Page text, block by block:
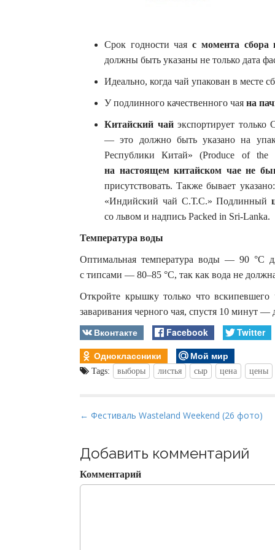
Срок годности чаяс момента
должны быть указаны не только дата
Идеально, когда чай упакован в месте
У подлинного качественного чая на
Китайский чайэкспортирует только
— это должно быть указано на
Республики Китай» (Produce of
на настоящем китайском чае не
присутствовать. Также бывает
«Индийский чай С.Т.С.» Подлинный
со львом и надпись Packed in Sri-Lanka.
Температура воды
Оптимальная температура воды — 90 °C
с типсами — 80–85 °C, так как вода не
Откройте крышку только что
заваривания черного чая, спустя 10 минут —
Вконтакте Facebook
Twitter
Одноклассники
Мой мир
Tags: выборы листья сыр цена цены
P
s
t
n
← Фестиваль Wasteland Weekend (26 фото)
Добавить комментарий
Комментарий